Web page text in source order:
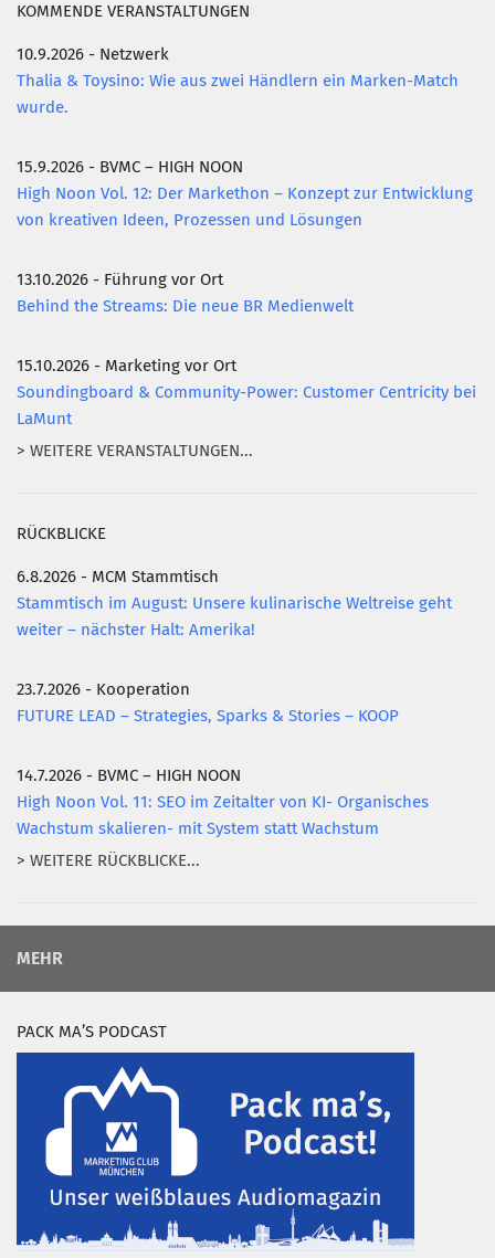
KOMMENDE VERANSTALTUNGEN
10.9.2026 - Netzwerk
Thalia & Toysino: Wie aus zwei Händlern ein Marken-Match
wurde.
15.9.2026 - BVMC – HIGH NOON
High Noon Vol. 12: Der Markethon – Konzept zur Entwicklung
von kreativen Ideen, Prozessen und Lösungen
13.10.2026 - Führung vor Ort
Behind the Streams: Die neue BR Medienwelt
15.10.2026 - Marketing vor Ort
Soundingboard & Community-Power: Customer Centricity bei
LaMunt
> WEITERE VERANSTALTUNGEN...
RÜCKBLICKE
6.8.2026 - MCM Stammtisch
Stammtisch im August: Unsere kulinarische Weltreise geht
weiter – nächster Halt: Amerika!
23.7.2026 - Kooperation
FUTURE LEAD – Strategies, Sparks & Stories – KOOP
14.7.2026 - BVMC – HIGH NOON
High Noon Vol. 11: SEO im Zeitalter von KI- Organisches
Wachstum skalieren- mit System statt Wachstum
> WEITERE RÜCKBLICKE...
MEHR
PACK MA’S PODCAST